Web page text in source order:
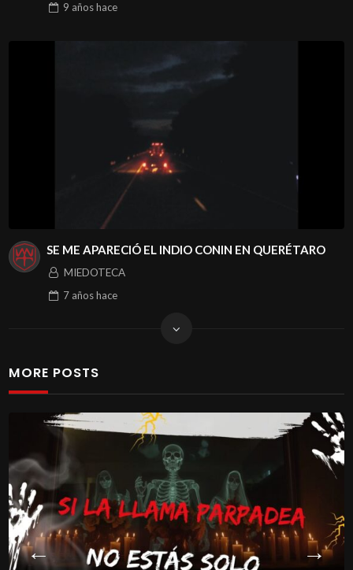
9 añoshace
SE ME APARECIÓ EL INDIO CONIN EN QUERÉTARO
MIEDOTECA
7 añoshace
MORE POSTS